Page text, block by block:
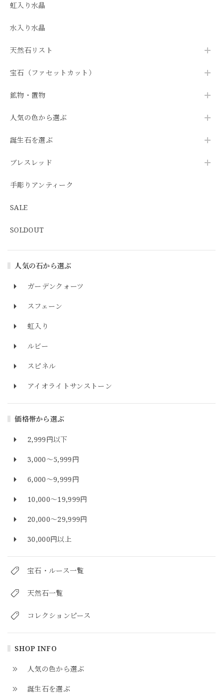
虹入り水晶
水入り水晶
天然石リスト
宝石（ファセットカット）
鉱物・置物
人気の色から選ぶ
誕生石を選ぶ
ブレスレッド
手彫りアンティーク
SALE
SOLDOUT
人気の石から選ぶ
ガーデンクォーツ
スフェーン
虹入り
ルビー
スピネル
アイオライトサンストーン
価格帯から選ぶ
2,999円以下
3,000～5,999円
6,000～9,999円
10,000～19,999円
20,000～29,999円
30,000円以上
宝石・ルース一覧
天然石一覧
コレクションピース
SHOP INFO
人気の色から選ぶ
誕生石を選ぶ